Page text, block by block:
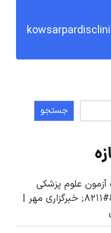
جستجو
مهلت ثبت‌نام در ۵ آزمون علوم پزشکی
دوباره تمدید شد &#۸۲۱۱; خبرگزاری مهر |